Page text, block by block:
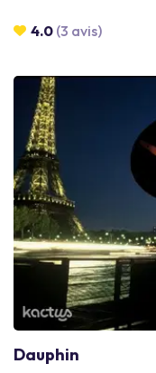
jusqu'à 560 personnes
opportunité dans l’ouest
4.0 (3 avis)
Dauphin